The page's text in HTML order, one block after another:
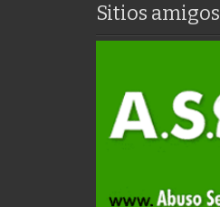
Sitios amigos